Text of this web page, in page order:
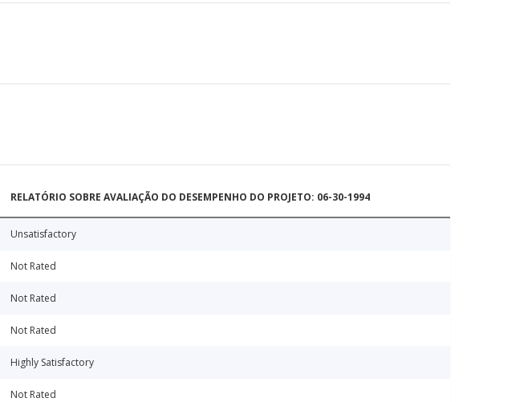
RELATÓRIO SOBRE AVALIAÇÃO DO DESEMPENHO DO PROJETO: 06-30-1994
Unsatisfactory
Not Rated
Not Rated
Not Rated
Highly Satisfactory
Not Rated